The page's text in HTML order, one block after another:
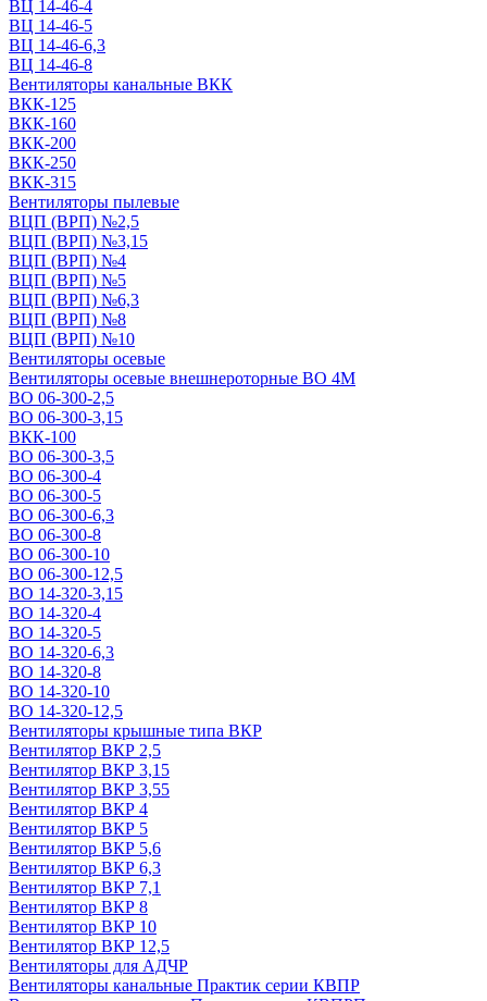
ВЦ 14-46-4
ВЦ 14-46-5
ВЦ 14-46-6,3
ВЦ 14-46-8
Вентиляторы канальные ВКК
ВКК-125
ВКК-160
ВКК-200
ВКК-250
ВКК-315
Вентиляторы пылевые
ВЦП (ВРП) №2,5
ВЦП (ВРП) №3,15
ВЦП (ВРП) №4
ВЦП (ВРП) №5
ВЦП (ВРП) №6,3
ВЦП (ВРП) №8
ВЦП (ВРП) №10
Вентиляторы осевые
Вентиляторы осевые внешнероторные ВО 4М
ВО 06-300-2,5
ВО 06-300-3,15
ВКК-100
ВО 06-300-3,5
ВО 06-300-4
ВО 06-300-5
ВО 06-300-6,3
ВО 06-300-8
ВО 06-300-10
ВО 06-300-12,5
ВО 14-320-3,15
ВО 14-320-4
ВО 14-320-5
ВО 14-320-6,3
ВО 14-320-8
ВО 14-320-10
ВО 14-320-12,5
Вентиляторы крышные типа ВКР
Вентилятор ВКР 2,5
Вентилятор ВКР 3,15
Вентилятор ВКР 3,55
Вентилятор ВКР 4
Вентилятор ВКР 5
Вентилятор ВКР 5,6
Вентилятор ВКР 6,3
Вентилятор ВКР 7,1
Вентилятор ВКР 8
Вентилятор ВКР 10
Вентилятор ВКР 12,5
Вентиляторы для АДЧР
Вентиляторы канальные Практик серии КВПР